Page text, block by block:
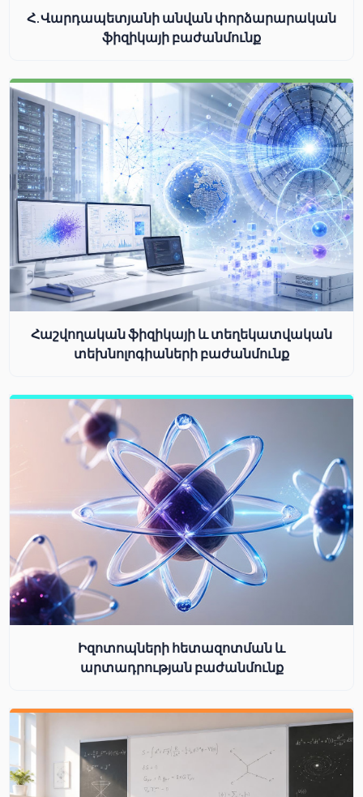
Հ.Վարդապետյանի անվան փորձարարական
ֆիզիկայի բաժանմունք
Հաշվողական ֆիզիկայի և տեղեկատվական
տեխնոլոգիաների բաժանմունք
Իզոտոպների հետազոտման և
արտադրության բաժանմունք